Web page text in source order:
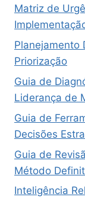
Matriz de
Planejamento
Priorização
Guia de
Liderança de
Guia de
Decisões
Guia de
Método
Inteligência